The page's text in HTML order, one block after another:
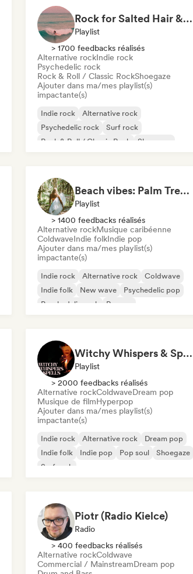
Rock for Salted Hair & Sandy Toes
Playlist
> 1700 feedbacks réalisés
Alternative rockIndie rock
Psychedelic rock
Rock & Roll / Classic RockShoegaze
Ajouter dans ma/mes playlist(s)
impactante(s)
Indie rock
Alternative rock
Psychedelic rock
Surf rock
Rock & Roll / Classic Rock
Shoegaze
Beach vibes: Palm Tree Breezes 🌴 Indie Folk, Acoustic & Singer-Songwriter
Playlist
> 1400 feedbacks réalisés
Alternative rockMusique caribéenne
ColdwaveIndie folkIndie pop
Ajouter dans ma/mes playlist(s)
impactante(s)
Indie rock Alternative rock
Coldwave
Indie folk
New wave
Psychedelic pop
Psychedelic rock
Reggae
Witchy Whispers & Spells 🔮 Ethereal Art Pop & Dream Pop
Playlist
> 2000 feedbacks réalisés
Alternative rockColdwaveDream pop
Musique de filmHyperpop
Ajouter dans ma/mes playlist(s)
impactante(s)
Indie rock Alternative rock
Dream pop
Indie folk
Indie pop Pop soul
Shoegaze
Surf rock
Piotr (Radio Kielce)
Radio
> 400 feedbacks réalisés
Alternative rockColdwave
Commercial / MainstreamDream pop